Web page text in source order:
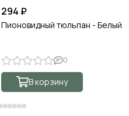
294 ₽
Пионовидный тюльпан - Белый
0
В корзину